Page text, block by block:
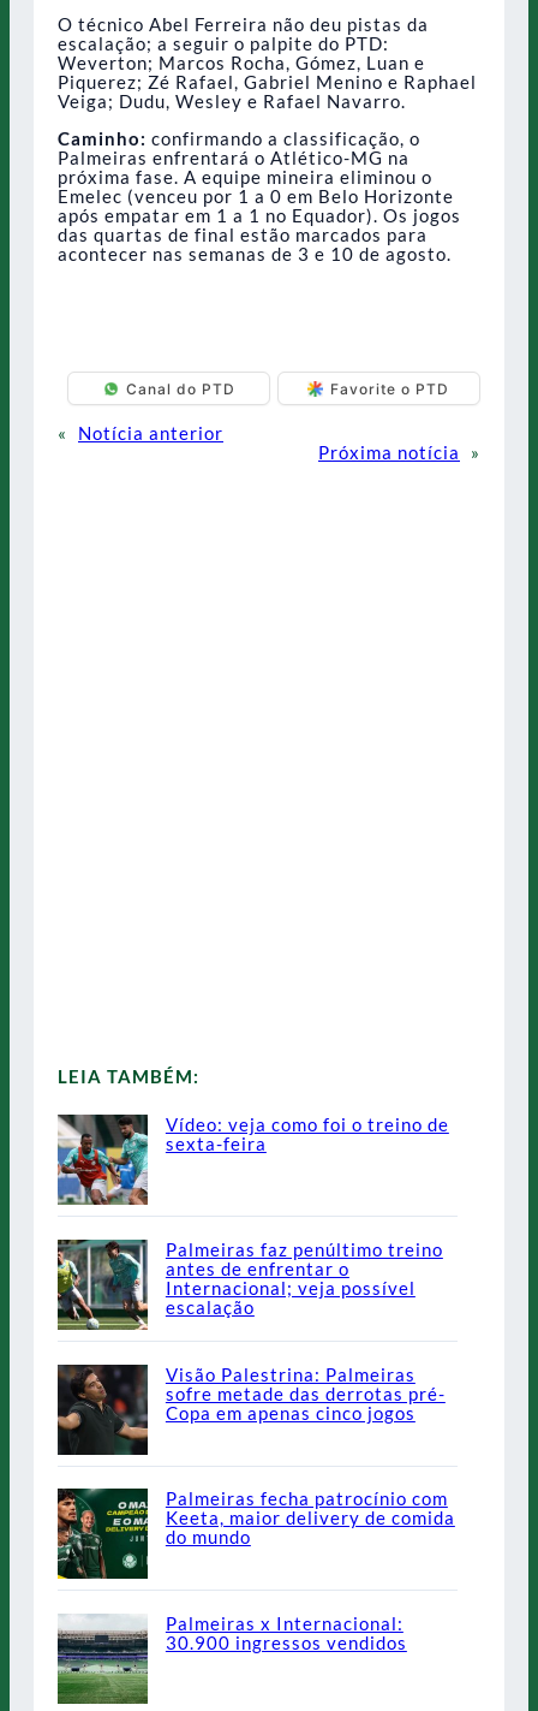
O técnico Abel Ferreira não deu pistas da
escalação; a seguir o palpite do PTD:
Weverton; Marcos Rocha, Gómez, Luan e
Piquerez; Zé Rafael, Gabriel Menino e Raphael
Veiga; Dudu, Wesley e Rafael Navarro.
Caminho: confirmando a classificação, o
Palmeiras enfrentará o Atlético-MG na
próxima fase. A equipe mineira eliminou o
Emelec (venceu por 1 a 0 em Belo Horizonte
após empatar em 1 a 1 no Equador). Os jogos
das quartas de final estão marcados para
acontecer nas semanas de 3 e 10 de agosto.
Canal do PTD Favorite o PTD
«
Notícia anterior
Próxima notícia
»
LEIA TAMBÉM:
Vídeo: veja como foi o treino de
sexta-feira
Palmeiras faz penúltimo treino
antes de enfrentar o
Internacional; veja possível
escalação
Visão Palestrina: Palmeiras
sofre metade das derrotas pré-
Copa em apenas cinco jogos
Palmeiras fecha patrocínio com
Keeta, maior delivery de comida
do mundo
Palmeiras x Internacional:
30.900 ingressos vendidos